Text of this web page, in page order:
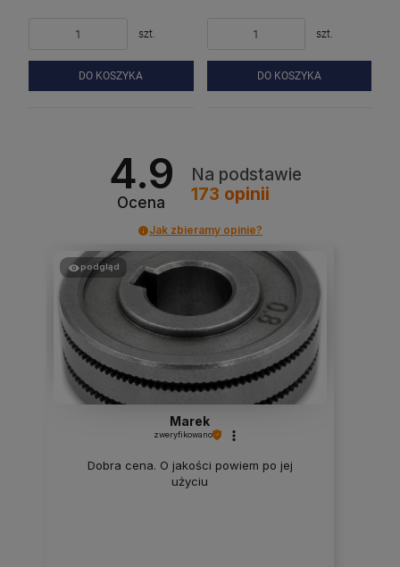
szt.
DO KOSZYKA
szt.
DO KOSZYKA
4.9
Ocena
Na podstawie
173 opinii
Jak zbieramy opinie?
podgląd
Marek
zweryfikowano
Dobra cena. O jakości powiem po jej
użyciu